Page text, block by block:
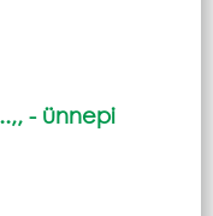
- ünnepi